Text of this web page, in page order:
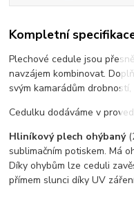
Kompletní
Plechové cedule jsou
navzájem kombinovat.
svým kamarádům
Cedulku dodáváme v
Hliníkový plech ohýbaný
sublimačním potiskem. Má
Díky ohybům lze ceduli
přímem slunci díky UV